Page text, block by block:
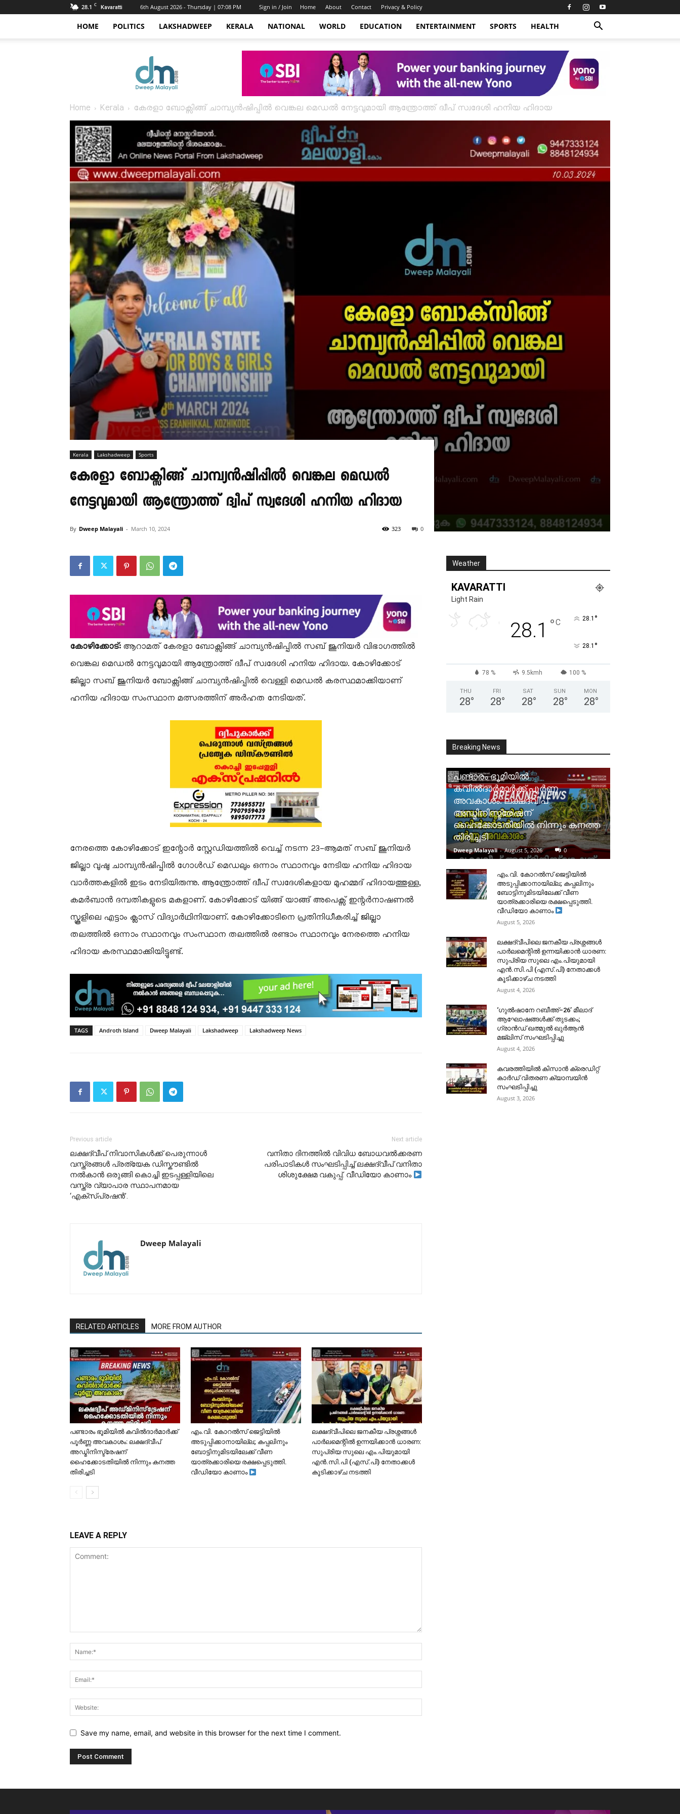
28.1 C Kavaratti 6th August 2026 - Thursday | 07:08 PM Sign in / Join Home About Contact Privacy & Policy
HOME POLITICS LAKSHADWEEP KERALA NATIONAL WORLD EDUCATION ENTERTAINMENT SPORTS HEALTH
Home Kerala കേരളാ ബോക്സിങ്ങ് ചാമ്പ്യൻഷിപ്പിൽ വെങ്കല മെഡൽ നേട്ടവുമായി ആന്ത്രോത്ത് ദ്വീപ് സ്വദേശി ഹനിയ ഹിദായ
Kerala Lakshadweep Sports
കേരളാ ബോക്സിങ്ങ് ചാമ്പ്യൻഷിപ്പിൽ വെങ്കല മെഡൽ
നേട്ടവുമായി ആന്ത്രോത്ത് ദ്വീപ് സ്വദേശി ഹനിയ ഹിദായ
By Dweep Malayali - March 10, 2024 0
323
കോഴിക്കോട്:ആറാമത് കേരളാ ബോക്സിങ്ങ് ചാമ്പ്യൻഷിപ്പിൽ സബ് ജൂനിയർ വിഭാഗത്തിൽ
വെങ്കല മെഡൽ നേട്ടവുമായി ആന്ത്രോത്ത് ദ്വീപ് സ്വദേശി ഹനിയ ഹിദായ. കോഴിക്കോട്
ജില്ലാ സബ് ജൂനിയർ ബോക്സിങ്ങ് ചാമ്പ്യൻഷിപ്പിൽ വെള്ളി മെഡൽ കരസ്ഥമാക്കിയാണ്
ഹനിയ ഹിദായ സംസ്ഥാന മത്സരത്തിന് അർഹത നേടിയത്.
നേരത്തെ കോഴിക്കോട് ഇന്റോർ സ്റ്റേഡിയത്തിൽ വെച്ച് നടന്ന 23-ആമത് സബ് ജൂനിയർ
ജില്ലാ വുഷു ചാമ്പ്യൻഷിപ്പിൽ ഗോൾഡ് മെഡലും ഒന്നാം സ്ഥാനവും നേടിയ ഹനിയ ഹിദായ
വാർത്തകളിൽ ഇടം നേടിയിരുന്നു. ആന്ത്രോത്ത് ദ്വീപ് സ്വദേശികളായ മുഹമ്മദ് ഹിദായത്തുള്ള,
കമർബാൻ ദമ്പതികളുടെ മകളാണ്. കോഴിക്കോട് യിങ്ങ് യാങ്ങ് അപെക്സ് ഇന്റർനാഷണൽ
സ്കൂളിലെ എട്ടാം ക്ലാസ് വിദ്യാർഥിനിയാണ്. കോഴിക്കോടിനെ പ്രതിനിധീകരിച്ച് ജില്ലാ
തലത്തിൽ ഒന്നാം സ്ഥാനവും സംസ്ഥാന തലത്തിൽ രണ്ടാം സ്ഥാനവും നേരത്തെ ഹനിയ
ഹിദായ കരസ്ഥമാക്കിയിട്ടുണ്ട്.
TAGS Androth Island Dweep Malayali Lakshadweep Lakshadweep News
Previous article
ലക്ഷദ്വീപ് നിവാസികൾക്ക് പെരുന്നാൾ
വസ്ത്രങ്ങൾ പ്രത്യേക ഡിസ്കൗണ്ടിൽ
നൽകാൻ ഒരുങ്ങി കൊച്ചി ഇടപ്പള്ളിയിലെ
വസ്ത്ര വ്യാപാര സ്ഥാപനമായ
‘എക്സ്പ്രഷൻ’.
Next article
വനിതാ ദിനത്തിൽ വിവിധ ബോധവൽക്കരണ
പരിപാടികൾ സംഘടിപ്പിച്ച് ലക്ഷദ്വീപ് വനിതാ
ശിശുക്ഷേമ വകുപ്പ്. വീഡിയോ കാണാം
Dweep Malayali
RELATED ARTICLES MORE FROM AUTHOR
പണ്ടാരം ഭൂമിയിൽ കവിൽദാർമാർക്ക്
പൂർണ്ണ അവകാശം: ലക്ഷദ്വീപ്
അഡ്മിനിസ്ട്രേഷന്
ഹൈക്കോടതിയിൽ നിന്നും കനത്ത
തിരിച്ചടി
​എം.വി. കോറൽസ് ജെട്ടിയിൽ
അടുപ്പിക്കാനായില്ല; കപ്പലിനും
ബോട്ടിനുമിടയിലേക്ക് വീണ
യാത്രക്കാരിയെ രക്ഷപ്പെടുത്തി.
വീഡിയോ കാണാം
ലക്ഷദ്വീപിലെ ജനകീയ പ്രശ്നങ്ങൾ
പാർലമെന്റിൽ ഉന്നയിക്കാൻ ധാരണ:
സുപ്രിയ സുലെ എം.പിയുമായി
എൻ.സി.പി (എസ്.പി) നേതാക്കൾ
കൂടിക്കാഴ്ച നടത്തി
LEAVE A REPLY
Save my name, email, and website in this browser for the next time I comment.
Weather
KAVARATTI
Light Rain
28.1 °C 28.1 °
28.1 °
78 % 9.5kmh 100 %
THU
28°
FRI
28°
SAT
28°
SUN
28°
MON
28°
Breaking News
പണ്ടാരം ഭൂമിയിൽ
കവിൽദാർമാർക്ക് പൂർണ്ണ
അവകാശം: ലക്ഷദ്വീപ്
അഡ്മിനിസ്ട്രേഷന്
ഹൈക്കോടതിയിൽ നിന്നും കനത്ത
തിരിച്ചടി
Dweep Malayali - August 5, 2026 0
​എം.വി. കോറൽസ് ജെട്ടിയിൽ
അടുപ്പിക്കാനായില്ല; കപ്പലിനും
ബോട്ടിനുമിടയിലേക്ക് വീണ
യാത്രക്കാരിയെ രക്ഷപ്പെടുത്തി.
വീഡിയോ കാണാം
August 5, 2026
ലക്ഷദ്വീപിലെ ജനകീയ പ്രശ്നങ്ങൾ
പാർലമെന്റിൽ ഉന്നയിക്കാൻ ധാരണ:
സുപ്രിയ സുലെ എം.പിയുമായി
എൻ.സി.പി (എസ്.പി) നേതാക്കൾ
കൂടിക്കാഴ്ച നടത്തി
August 4, 2026
‘ഗുൽഷാനേ റബീഅ്–26’ മീലാദ്
ആഘോഷങ്ങൾക്ക് തുടക്കം;
ഗ്രാൻഡ് ഖത്മുൽ ഖുർആൻ
മജ്‌ലിസ് സംഘടിപ്പിച്ചു
August 4, 2026
കവരത്തിയിൽ കിസാൻ ക്രെഡിറ്റ്
കാർഡ് വിതരണ ക്യാമ്പയിൻ
സംഘടിപ്പിച്ചു
August 3, 2026